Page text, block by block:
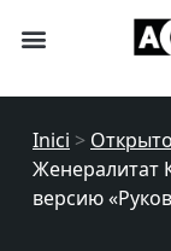
Inici >
Женералитат
версию